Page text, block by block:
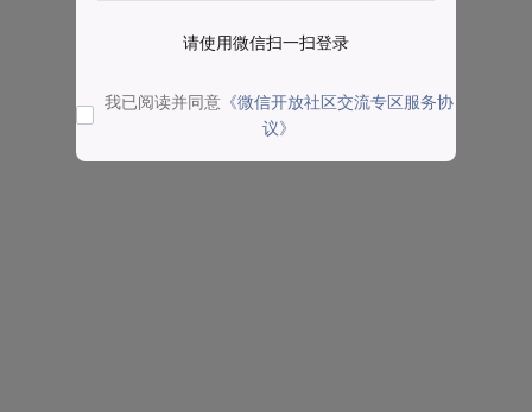
请使用微信扫一扫登录
我已阅读并同意 《微信开放社区交流专区服务协
议》